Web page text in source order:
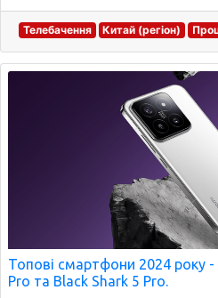
Телебачення Китай (регіон)
Топові смартфони 2024 року
Pro та Black Shark 5 Pro.